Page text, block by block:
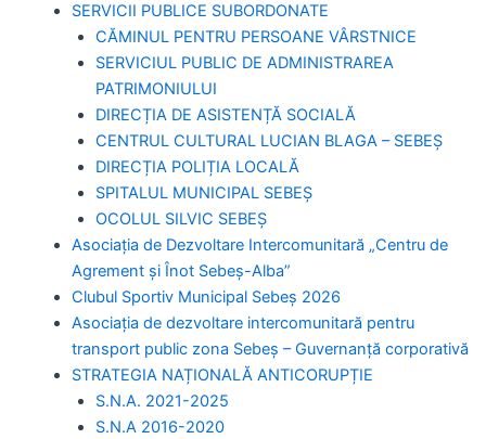
SERVICII PUBLICE SUBORDONATE
CĂMINUL PENTRU PERSOANE VÂRSTNICE
SERVICIUL PUBLIC DE ADMINISTRAREA
PATRIMONIULUI
DIRECȚIA DE ASISTENȚĂ SOCIALĂ
CENTRUL CULTURAL LUCIAN BLAGA – SEBEȘ
DIRECȚIA POLIȚIA LOCALĂ
SPITALUL MUNICIPAL SEBEȘ
OCOLUL SILVIC SEBEȘ
Asociația de Dezvoltare Intercomunitară „Centru de
Agrement și Înot Sebeș-Alba”
Clubul Sportiv Municipal Sebeș 2026
Asociația de dezvoltare intercomunitară pentru
transport public zona Sebeș – Guvernanță corporativă
STRATEGIA NAȚIONALĂ ANTICORUPȚIE
S.N.A. 2021-2025
S.N.A 2016-2020